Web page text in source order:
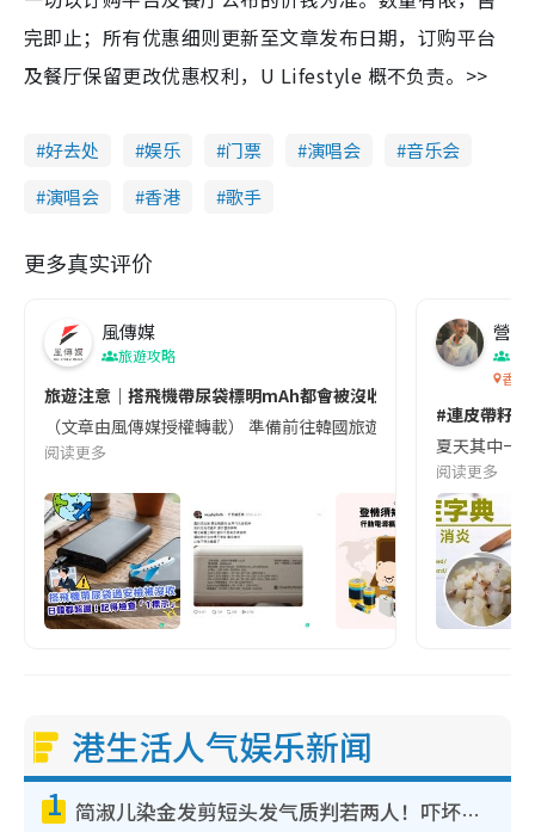
完即止；所有优惠细则更新至文章发布日期，订购平台
及餐厅保留更改优惠权利，U Lifestyle 概不负责。>>
好去处 娱乐 门票 演唱会
音乐会
演唱会
香港 歌手
更多真实评价
風傳媒
旅遊攻略
旅遊注意｜搭飛機帶尿袋標明mAh都會被沒收😱出發前切記檢查
（文章由風傳媒授權轉載） 準備前往韓國旅遊的民眾，近期要
阅读更多
營養
香港
#連皮帶籽
夏天其中一
阅读更多
港生活人气娱乐新闻
1 简淑儿染金发剪短头发气质判若两人！吓坏老公麦大力都认不出：“你做什么？”